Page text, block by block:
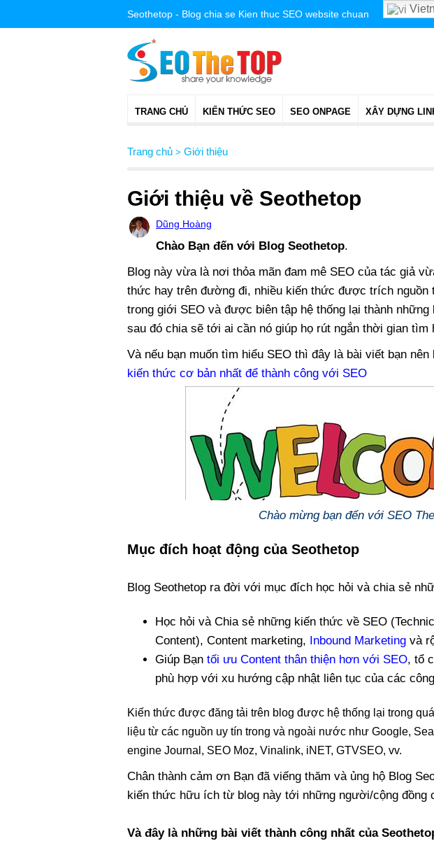
Seothetop - Blog chia se Kien thuc SEO website chuan
TRANG CHỦ KIẾN THỨC SEO SEO ONPAGE XÂY DỰNG
Trang chủ > Giới thiệu
Giới thiệu về Seothetop
Dũng Hoàng
Chào Bạn đến với Blog Seothetop.
Blog này vừa là nơi thỏa mãn đam mê SEO của tác giả
thức hay trên đường đi, nhiều kiến thức được trích nguồn
trong giới SEO và được biên tập hệ thống lại thành những
sau đó chia sẽ tới ai cần nó giúp họ rút ngắn thời gian tìm
Và nếu bạn muốn tìm hiểu SEO thì đây là bài viết bạn nên
kiến thức cơ bản nhất để thành công với SEO
Chào mừng bạn đến với SEO
Mục đích hoạt động của Seothetop
Blog Seothetop ra đời với mục đích học hỏi và chia sẻ
Học hỏi và Chia sẻ những kiến thức về SEO
Content), Content marketing, Inbound Marketing và
Giúp Bạn tối ưu Content thân thiện hơn với SEO, tổ
phù hợp với xu hướng cập nhật liên tục của các
Kiến thức được đăng tải trên blog được hệ thống lại trong
liệu từ các nguồn uy tín trong và ngoài nước như Google,
engine Journal, SEO Moz, Vinalink, iNET, GTVSEO, vv.
Chân thành cảm ơn Bạn đã viếng thăm và ủng hộ Blog
kiến thức hữu ích từ blog này tới những người/cộng đồng
Và đây là những bài viết thành công nhất của